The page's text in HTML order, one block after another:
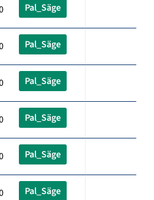
Pal_Säge
Pal_Säge
Pal_Säge
Pal_Säge
Pal_Säge
Pal_Säge